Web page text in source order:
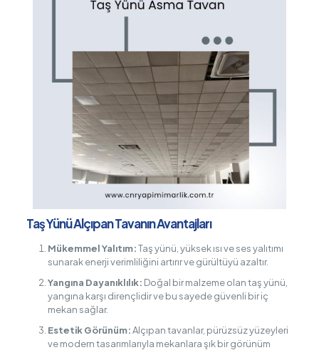
Taş Yünü Alçıpan Tavanın Avantajları
Mükemmel Yalıtım:Taş yünü, yüksek ısı ve ses yalıtımı
sunarak enerji verimliliğini artırır ve gürültüyü azaltır.
Yangına Dayanıklılık: Doğal bir malzeme olan taş yünü,
yangına karşı dirençlidir ve bu sayede güvenli bir iç
mekan sağlar.
Estetik Görünüm:Alçıpan tavanlar, pürüzsüz yüzeyleri
ve modern tasarımlarıyla mekanlara şık bir görünüm